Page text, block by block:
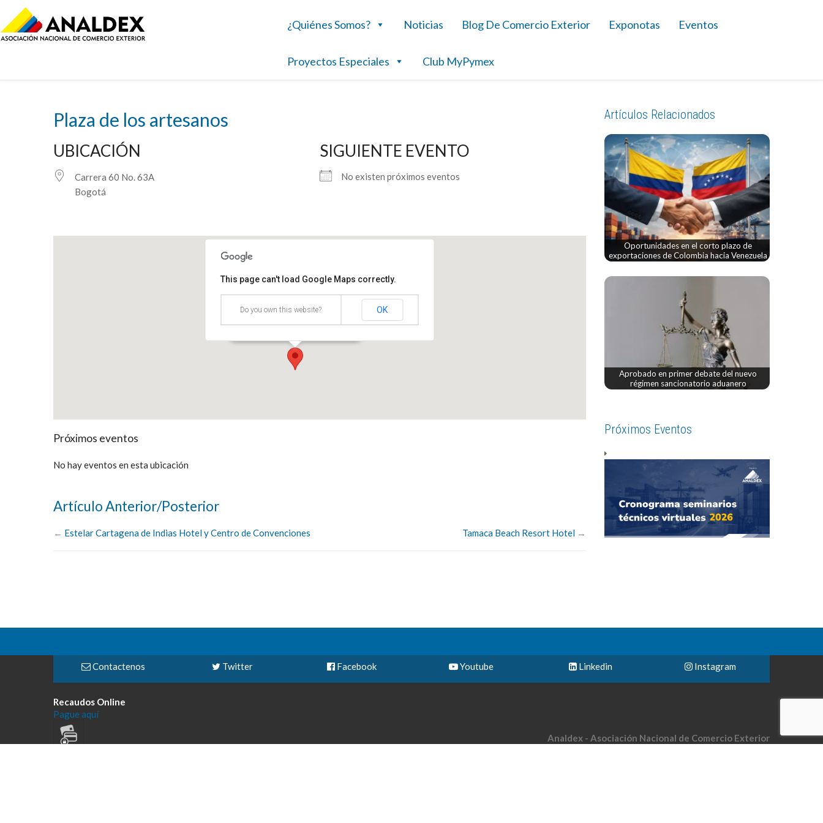
¿Quiénes Somos? Noticias Blog De Comercio Exterior Exponotas Eventos
Proyectos Especiales Club MyPymex
Plaza de los artesanos
UBICACIÓN
Carrera 60 No. 63A
Bogotá
SIGUIENTE EVENTO
No existen próximos eventos
Plaza de los artesanos
This page can't load Google Maps correctly.
Do you own this website? OK
Próximos eventos
No hay eventos en esta ubicación
Artículo Anterior/Posterior
← Estelar Cartagena de Indias Hotel y Centro de Convenciones Tamaca Beach Resort Hotel→
Artículos Relacionados
Oportunidades en el corto plazo de
exportaciones de Colombia hacia Venezuela
Aprobado en primer debate del nuevo
régimen sancionatorio aduanero
Próximos Eventos
Contactenos Twitter Facebook Youtube Linkedin Instagram
Recaudos Online
Pague aquí
Analdex - Asociación Nacional de Comercio Exterior